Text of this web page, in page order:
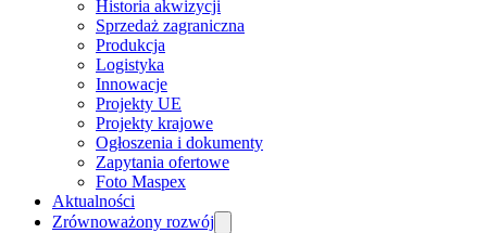
Historia akwizycji
Sprzedaż zagraniczna
Produkcja
Logistyka
Innowacje
Projekty UE
Projekty krajowe
Ogłoszenia i dokumenty
Zapytania ofertowe
Foto Maspex
Aktualności
Zrównoważony rozwój